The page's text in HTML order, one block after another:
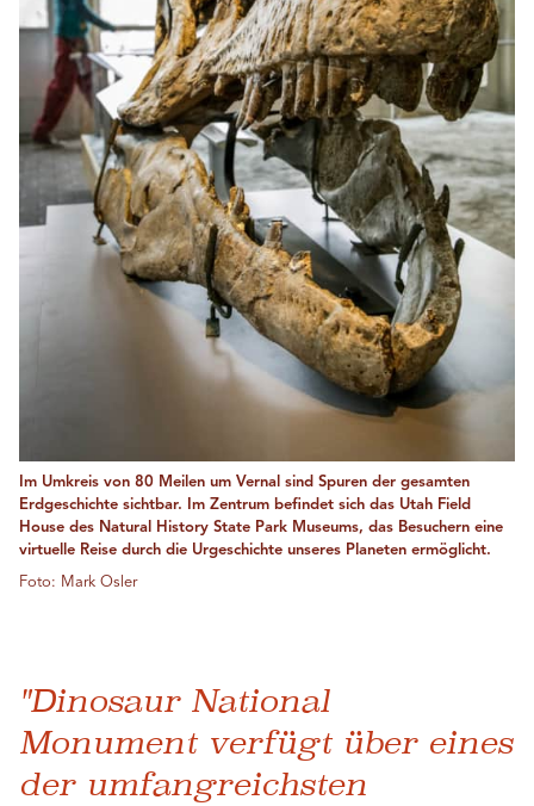
Im Umkreis von 80 Meilen um Vernal sind Spuren der gesamten
Erdgeschichte sichtbar. Im Zentrum befindet sich das Utah Field
House des Natural History State Park Museums, das Besuchern eine
virtuelle Reise durch die Urgeschichte unseres Planeten ermöglicht.
Foto: Mark Osler
"Dinosaur National
Monument verfügt über eines
der umfangreichsten